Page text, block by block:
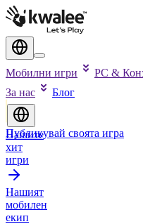
Мобилни игри PC &
За нас
Блог
Публикувай своята игра
Нашите
хит
игри
Нашият
мобилен
екип